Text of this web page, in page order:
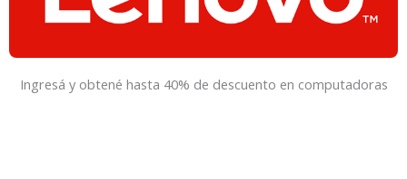
Ingresá y obtené hasta 40% de descuento en computadoras